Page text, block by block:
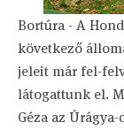
Bortúra - A
következő
jeleit már fel-
látogattunk el.
Géza az